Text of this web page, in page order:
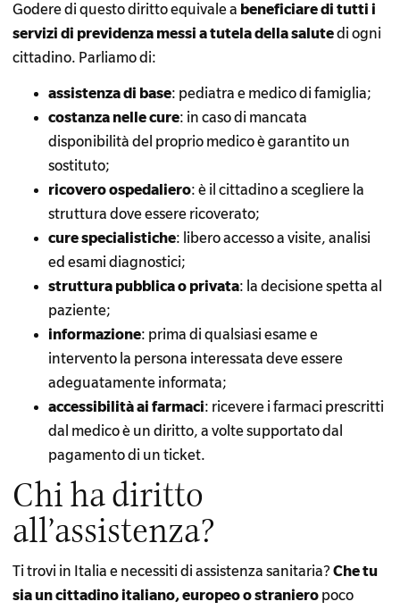
Godere di questo diritto equivale a beneficiare di tutti i
servizi di previdenza messi a tutela della salutedi ogni
cittadino. Parliamo di:
assistenza di base: pediatra e medico di famiglia;
costanza nelle cure: in caso di mancata
disponibilità del proprio medico è garantito un
sostituto;
ricovero ospedaliero: è il cittadino a scegliere la
struttura dove essere ricoverato;
cure specialistiche: libero accesso a visite, analisi
ed esami diagnostici;
struttura pubblica o privata: la decisione spetta al
paziente;
informazione: prima di qualsiasi esame e
intervento la persona interessata deve essere
adeguatamente informata;
accessibilità ai farmaci: ricevere i farmaci prescritti
dal medico è un diritto, a volte supportato dal
pagamento di un ticket.
Chi ha diritto
all’assistenza?
Ti trovi in Italia e necessiti di assistenza sanitaria? Che tu
sia un cittadino italiano, europeo o stranieropoco